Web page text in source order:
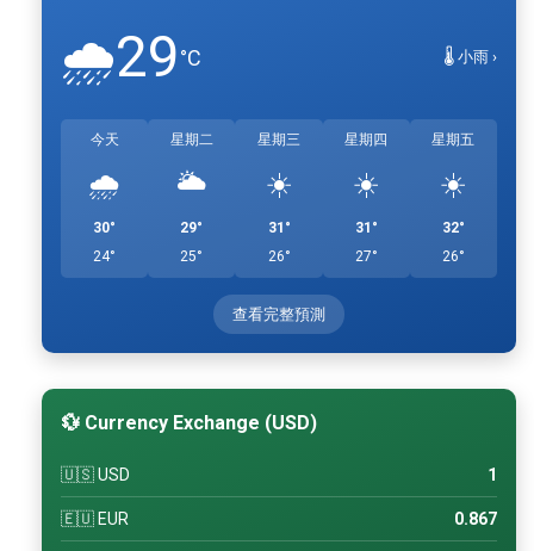
🌧️29°C 🌡️ 小雨 ›
今天
🌧️
30°
24°
星期二
🌥️
29°
25°
星期三
☀️
31°
26°
星期四
☀️
31°
27°
星期五
☀️
32°
26°
查看完整預測
💱 Currency Exchange (USD)
🇺🇸 USD 1
🇪🇺 EUR 0.867